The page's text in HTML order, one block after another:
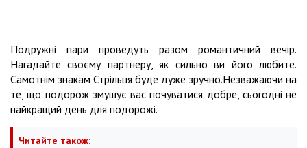
Подружні пари проведуть разом романтичний вечір.
Нагадайте своєму партнеру, як сильно ви його любите.
Самотнім знакам Стрільця буде дуже зручно.Незважаючи на
те, що подорож змушує вас почуватися добре, сьогодні не
найкращий день для подорожі.
Читайте також: